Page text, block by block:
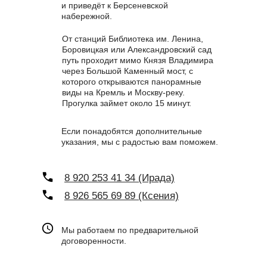
8 920 253 41 34 (Ирада)
8 926 565 69 89 (Ксения)
и приведёт к Берсеневской
набережной.
От станций Библиотека им. Ленина,
Боровицкая или Александровский сад
путь проходит мимо Князя Владимира
через Большой Каменный мост, с
которого открываются панорамные
виды на Кремль и Москву-реку.
Прогулка займет около 15 минут.
Если понадобятся дополнительные
указания, мы с радостью вам поможем.
Мы работаем по предварительной
договоренности.